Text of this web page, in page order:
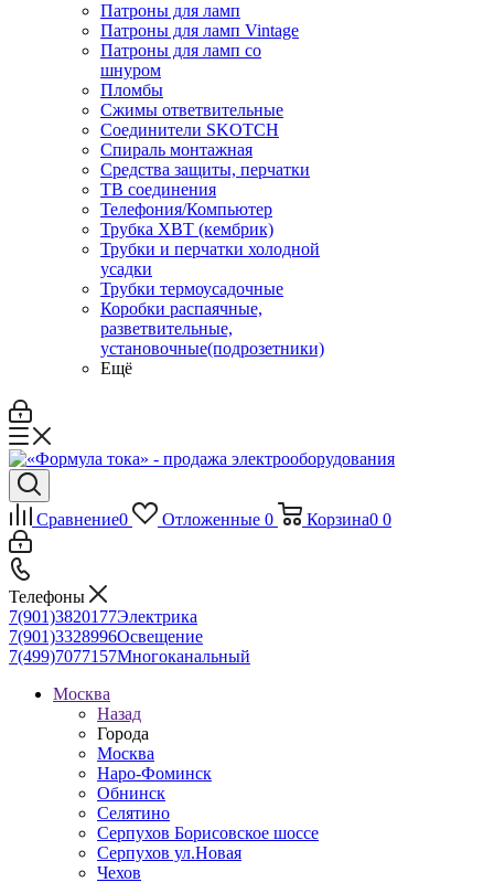
Патроны для ламп
Патроны для ламп Vintage
Патроны для ламп со
шнуром
Пломбы
Сжимы ответвительные
Соединители SKOTCH
Спираль монтажная
Средства защиты, перчатки
ТВ соединения
Телефония/Компьютер
Трубка ХВТ (кембрик)
Трубки и перчатки холодной
усадки
Трубки термоусадочные
Коробки распаячные,
разветвительные,
установочные(подрозетники)
Ещё
Сравнение0 Отложенные 0 Корзина0 0
Телефоны
7(901)3820177Электрика
7(901)3328996Освещение
7(499)7077157Многоканальный
Москва
Назад
Города
Москва
Наро-Фоминск
Обнинск
Селятино
Серпухов Борисовское шоссе
Серпухов ул.Новая
Чехов